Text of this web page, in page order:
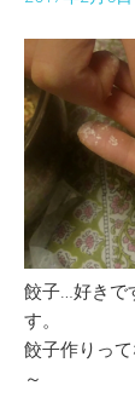
餃子…好きで
す。
餃子作りっ
～